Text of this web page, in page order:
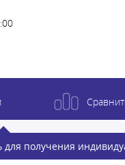
для получения